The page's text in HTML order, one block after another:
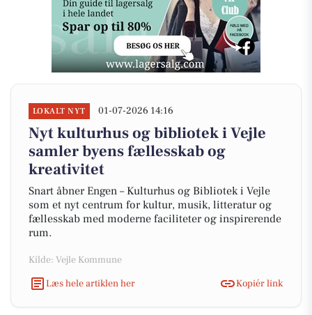
LOKALT NYT 01-07-2026 14:16
Nyt kulturhus og bibliotek i Vejle
samler byens fællesskab og
kreativitet
Snart åbner Engen – Kulturhus og Bibliotek i Vejle
som et nyt centrum for kultur, musik, litteratur og
fællesskab med moderne faciliteter og inspirerende
rum.
Kilde: Vejle Kommune
Læs hele artiklen her
Kopiér link